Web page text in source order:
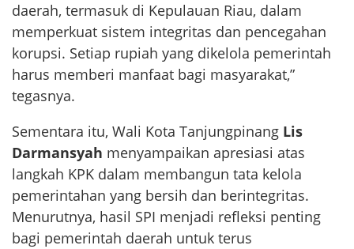
daerah, termasuk di Kepulauan Riau, dalam
memperkuat sistem integritas dan pencegahan
korupsi. Setiap rupiah yang dikelola pemerintah
harus memberi manfaat bagi masyarakat,”
tegasnya.
Sementara itu, Wali Kota Tanjungpinang Lis
Darmansyah menyampaikan apresiasi atas
langkah KPK dalam membangun tata kelola
pemerintahan yang bersih dan berintegritas.
Menurutnya, hasil SPI menjadi refleksi penting
bagi pemerintah daerah untuk terus